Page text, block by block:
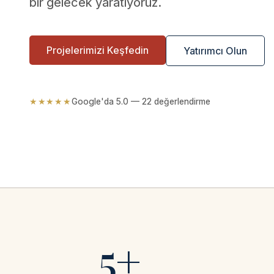
Projelerimizi Keşfedin Yatırımcı Olun
★★★★★Google'da 5.0 — 22 değerlendirme
5+